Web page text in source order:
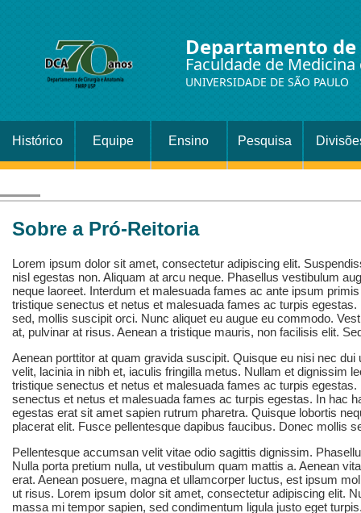
Departamento
Faculdade de
UNIVERSIDADE DE SÃO PAULO
Histórico Equipe Ensino Pesquisa
Sobre a Pró-Reitoria
Lorem ipsum dolor sit amet, consectetur adipiscing elit.
nisl egestas non. Aliquam at arcu neque. Phasellus vestibulum
neque laoreet. Interdum et malesuada fames ac ante ipsum
tristique senectus et netus et malesuada fames ac turpis
sed, mollis suscipit orci. Nunc aliquet eu augue eu commodo.
at, pulvinar at risus. Aenean a tristique mauris, non facilisis elit.
Aenean porttitor at quam gravida suscipit. Quisque eu nisi nec
velit, lacinia in nibh et, iaculis fringilla metus. Nullam et dignissim
tristique senectus et netus et malesuada fames ac turpis
senectus et netus et malesuada fames ac turpis egestas. In hac
egestas erat sit amet sapien rutrum pharetra. Quisque lobortis
placerat elit. Fusce pellentesque dapibus faucibus. Donec mollis
Pellentesque accumsan velit vitae odio sagittis dignissim.
Nulla porta pretium nulla, ut vestibulum quam mattis a. Aenean
erat. Aenean posuere, magna et ullamcorper luctus, est ipsum
ut risus. Lorem ipsum dolor sit amet, consectetur adipiscing elit.
massa mi tempor sapien, sed condimentum ligula justo eget